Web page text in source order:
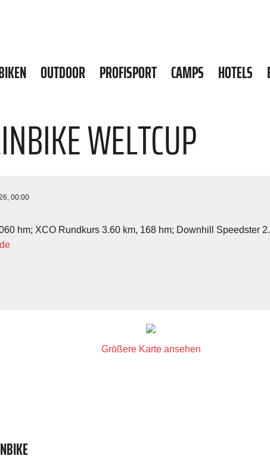
OUTDOOR PROFISPORT CAMPS HOTELS
WELTCUP
00:00
hm; XCO Rundkurs 3.60 km, 168 hm; Downhill Speedster
Größere Karte ansehen